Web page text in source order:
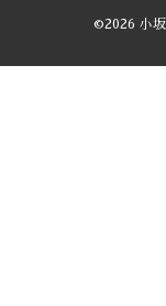
©2026 小